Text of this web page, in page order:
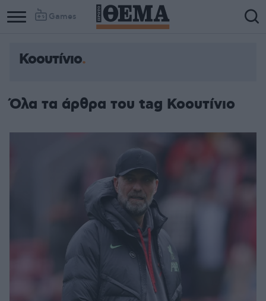
Games
Κοουτίνιο
Όλα τα άρθρα του tag Κοουτίνιο